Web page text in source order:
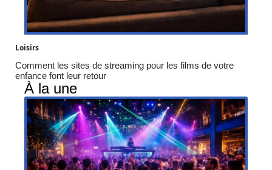
Loisirs
Comment les sites de streaming pour les films de votre
enfance font leur retour
À la une